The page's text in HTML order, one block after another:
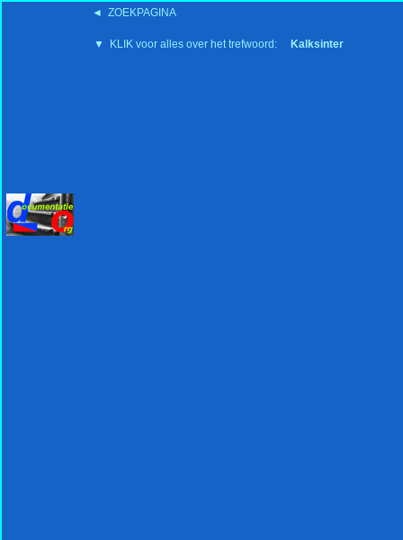
◄ ZOEKPAGINA
▼ KLIK voor alles over het trefwoord: Kalksinter
'15:19 19-2-2008